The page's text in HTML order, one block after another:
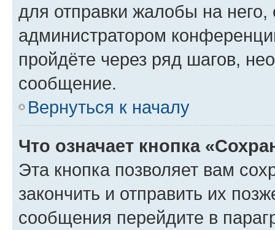
для отправки жалобы на
администратором
пройдёте через ряд шагов,
сообщение.
Вернуться к началу
Что означает кнопка
Эта кнопка позволяет вам
закончить и отправить их
сообщения перейдите в